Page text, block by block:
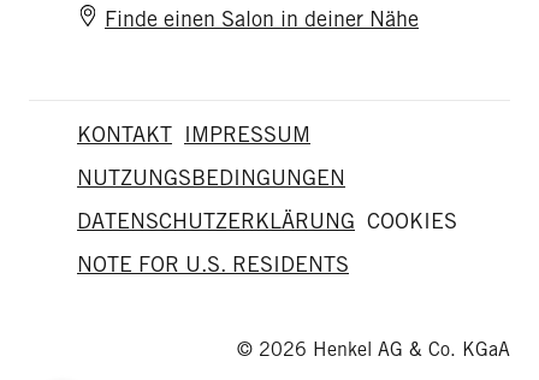
Finde einen Salon in deiner Nähe
KONTAKT IMPRESSUM
NUTZUNGSBEDINGUNGEN
DATENSCHUTZERKLÄRUNG COOKIES
NOTE FOR U.S. RESIDENTS
© 2026 Henkel AG & Co. KGaA